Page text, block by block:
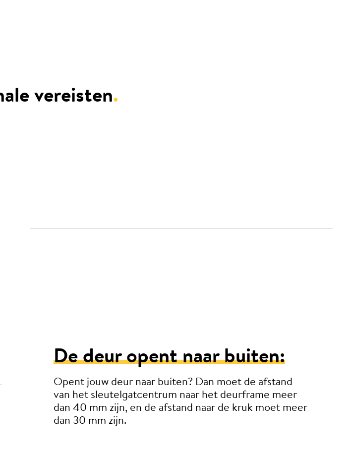
vereisten.
De deur opent naar buiten:
Opent jouw deur naar buiten? Dan moet de afstand
van het sleutelgatcentrum naar het deurframe meer
dan 40 mm zijn, en de afstand naar de kruk moet meer
dan 30 mm zijn.